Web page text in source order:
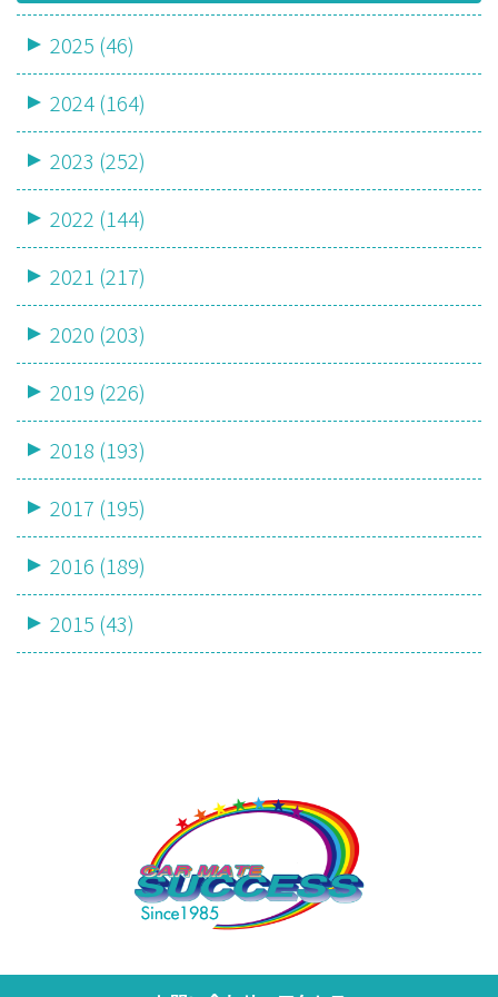
2025 (46)
2024 (164)
2023 (252)
2022 (144)
2021 (217)
2020 (203)
2019 (226)
2018 (193)
2017 (195)
2016 (189)
2015 (43)